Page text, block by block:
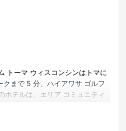
トーマ ウィスコンシンはトマに
クまで 5 分、ハイアワサ ゴルフ
ホテルは、エリア コミュニティ